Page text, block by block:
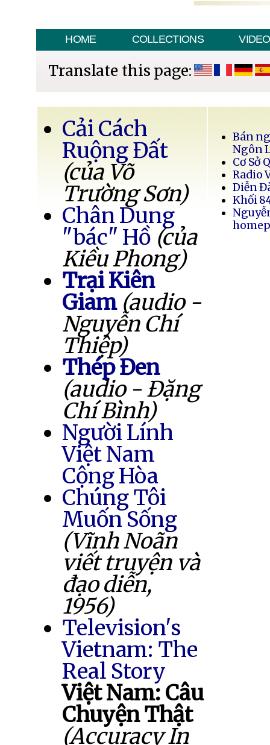
HOME COLLECTIONS VIDEO
Translate this page:
Cải Cách
Ruộng Đất
(của Võ
Trường Sơn)
Chân Dung
"bác" Hồ (của
Kiều Phong)
Trại Kiên
Giam (audio -
Nguyễn Chí
Thiệp)
Thép Đen
(audio - Đặng
Chí Bình)
Người Lính
Việt Nam
Cộng Hòa
Chúng Tôi
Muốn Sống
(Vĩnh Noãn
viết truyện và
đạo diễn,
1956)
Television's
Vietnam: The
Real Story
Việt Nam: Câu
Chuyện Thật
(Accuracy In
Bán
Ngôn
Cơ Sở
Radio
Diễn
Khối